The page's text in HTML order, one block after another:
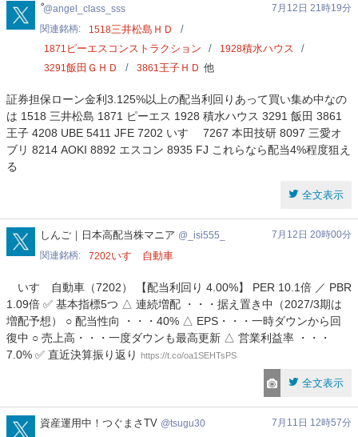
angel_class_sss
angel_class_sss
7月12日 21時19分
関連銘柄
1518三井松島ＨＤ
1871 ピーエスコンストラクション 1928積水ハウス
3291飯田ＧＨＤ 3861王子ＨＤ 他
証券担保ローン金利3.125%以上の配当利回りあって買い集め中なの
は 1518 三井松島 1871 ピーエス 1928 積水ハウス 3291 飯田 3861
王子 4208 UBE 5411 JFE 7202 いすゞ 7267 本田技研 8097 三愛オ
ブリ 8214 AOKI 8892 エスコン 8935 FJ これらなら配当4%程度狙え
る
全文表示
_isi555_
しんご｜日本高配当株マニア _isi555_
7月12日 20時00分
関連銘柄
7202いすゞ自動車
いすゞ自動車（7202） 【配当利回り 4.00%】 PER 10.1倍 ／ PBR
1.09倍 ✅ 基本指標5つ △ 連続増配 ・・・据え置き中（2027/3期は
増配予想） ○ 配当性向 ・・・40% △ EPS・・・一時ダウンから回
復中 ○ 売上高・・・一度ダウンも最高更新 △ 営業利益率 ・・・
7.0% ✅ 直近決算振り返り https://t.co/oa1SEHTsPS
全文表示
tsugu30
資産運用中！つぐまさTV tsugu30
7月11日 12時57分